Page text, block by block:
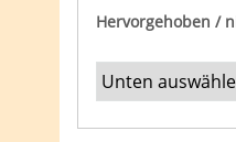
Hervorgehoben /